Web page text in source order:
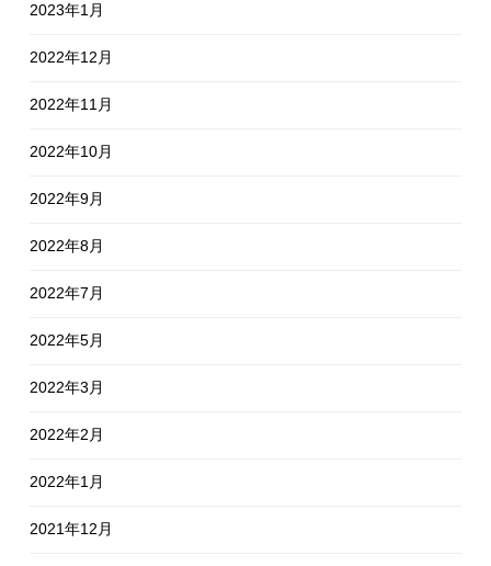
2023年1月
2022年12月
2022年11月
2022年10月
2022年9月
2022年8月
2022年7月
2022年5月
2022年3月
2022年2月
2022年1月
2021年12月